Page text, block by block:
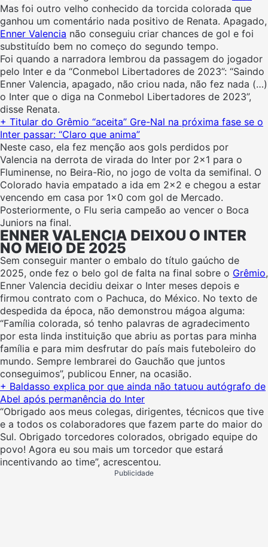
Mas foi outro velho conhecido da torcida colorada que
ganhou um comentário nada positivo de Renata. Apagado,
Enner Valencia não conseguiu criar chances de gol e foi
substituído bem no começo do segundo tempo.
Foi quando a narradora lembrou da passagem do jogador
pelo Inter e da “Conmebol Libertadores de 2023”: “Saindo
Enner Valencia, apagado, não criou nada, não fez nada (…)
o Inter que o diga na Conmebol Libertadores de 2023”,
disse Renata.
+ Titular do Grêmio “aceita” Gre-Nal na próxima fase se o
Inter passar: “Claro que anima”
Neste caso, ela fez menção aos gols perdidos por
Valencia na derrota de virada do Inter por 2×1 para o
Fluminense, no Beira-Rio, no jogo de volta da semifinal. O
Colorado havia empatado a ida em 2×2 e chegou a estar
vencendo em casa por 1×0 com gol de Mercado.
Posteriormente, o Flu seria campeão ao vencer o Boca
Juniors na final.
ENNER VALENCIA DEIXOU O INTER
NO MEIO DE 2025
Sem conseguir manter o embalo do título gaúcho de
2025, onde fez o belo gol de falta na final sobre o Grêmio,
Enner Valencia decidiu deixar o Inter meses depois e
firmou contrato com o Pachuca, do México. No texto de
despedida da época, não demonstrou mágoa alguma:
“Família colorada, só tenho palavras de agradecimento
por esta linda instituição que abriu as portas para minha
família e para mim desfrutar do país mais futeboleiro do
mundo. Sempre lembrarei do Gauchão que juntos
conseguimos”, publicou Enner, na ocasião.
+ Baldasso explica por que ainda não tatuou autógrafo de
Abel após permanência do Inter
“Obrigado aos meus colegas, dirigentes, técnicos que tive
e a todos os colaboradores que fazem parte do maior do
Sul. Obrigado torcedores colorados, obrigado equipe do
povo! Agora eu sou mais um torcedor que estará
incentivando ao time”, acrescentou.
Publicidade